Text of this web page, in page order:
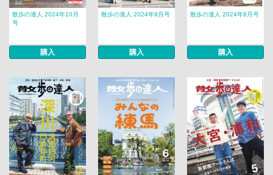
散歩の達人 2024年10月
号
購入
散歩の達人 2024年9月号
購入
散歩の達人 2024年8月号
購入